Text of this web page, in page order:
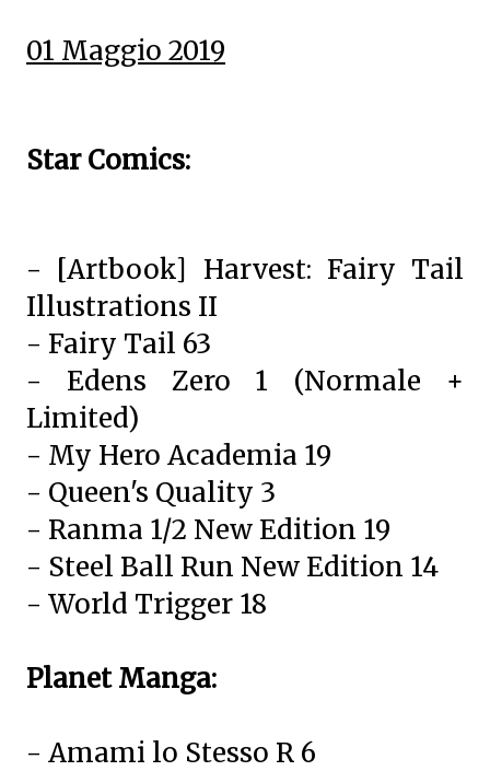
01 Maggio 2019
Star Comics:
- [Artbook] Harvest: Fairy Tail
Illustrations II
- Fairy Tail 63
- Edens Zero 1 (Normale +
Limited)
- My Hero Academia 19
- Queen's Quality 3
- Ranma 1/2 New Edition 19
- Steel Ball Run New Edition 14
- World Trigger 18
Planet Manga:
- Amami lo Stesso R 6